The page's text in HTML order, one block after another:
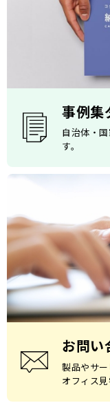
事例集
自治体・
す。
お問い
製品やサ
オフィス